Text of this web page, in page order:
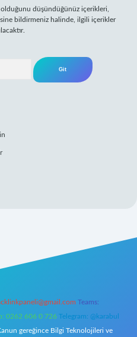
olduğunu düşündüğünüz içerikleri,
bildirmeniz halinde, ilgili içerikler
Teams:
0262 606 0 726 Telegram: @karabul
gereğince Bilgi Teknolojileri ve